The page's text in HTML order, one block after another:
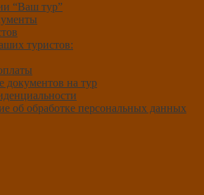
“Ваш тур”
туристов:
документов на тур
об обработке персональных данных